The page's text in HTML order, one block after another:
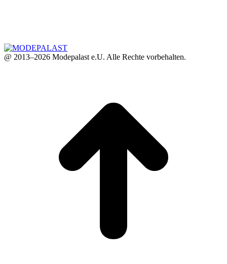
@ 2013–2026 Modepalast e.U. Alle Rechte vorbehalten.